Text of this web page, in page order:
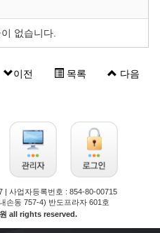
없습니다.
이전 목록 다음
| 사업자등록번호 : 854-80-00715
손동 757-4) 반도프라자 601호
all rights reserved.